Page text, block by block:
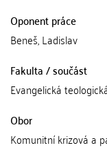
Oponent práce
Beneš, Ladislav
Fakulta / součást
Evangelická
Obor
Komunitní krizová a